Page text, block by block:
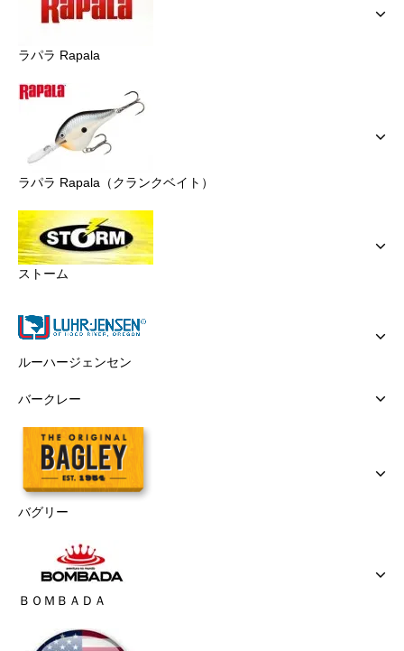
ラパラ Rapala
ラパラ Rapala（クランクベイト）
ストーム
ルーハージェンセン
バークレー
バグリー
ＢＯＭＢＡＤＡ